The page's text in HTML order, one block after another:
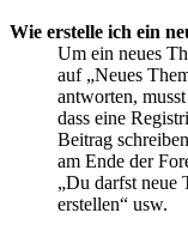
Wie erstelle ich ein
Um ein neues
auf „Neues
antworten,
dass eine
Beitrag
am Ende der
„Du darfst neue
erstellen“ usw.